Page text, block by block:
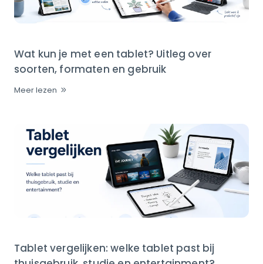
Wat kun je met een tablet? Uitleg over
soorten, formaten en gebruik
Meer lezen
Tablet vergelijken: welke tablet past bij